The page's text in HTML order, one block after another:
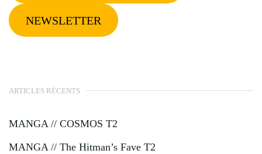
NEWSLETTER
ARTICLES RÉCENTS
MANGA // COSMOS T2
MANGA // The Hitman’s Fave T2